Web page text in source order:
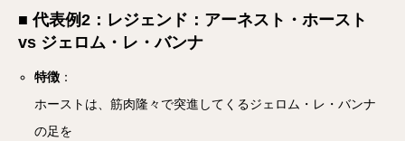
■ 代表例2：レジェンド：アーネスト・ホースト
vs ジェロム・レ・バンナ
特徴 ：
ホーストは、筋肉隆々で突進してくるジェロム・レ・バンナ
の足を